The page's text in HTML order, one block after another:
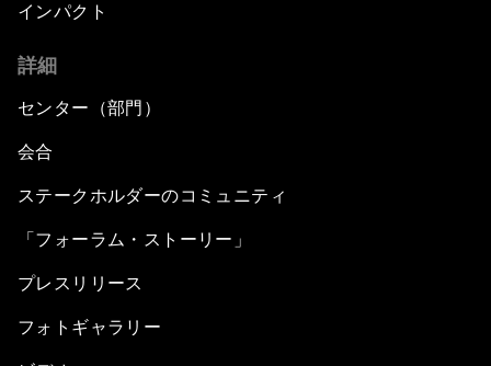
インパクト
詳細
センター（部門）
会合
ステークホルダーのコミュニティ
「フォーラム・ストーリー」
プレスリリース
フォトギャラリー